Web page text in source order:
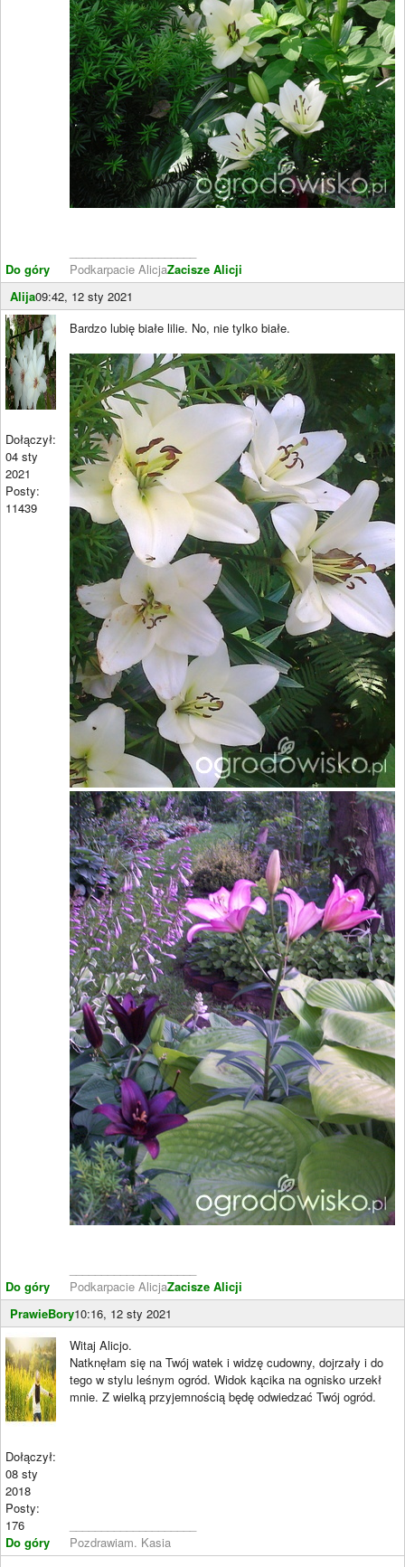
Do góry
Podkarpacie AlicjaZacisze Alicji
Alija09:42, 12 sty 2021
Dołączył:
04 sty
2021
Posty:
11439
Do góry
Bardzo lubię białe lilie. No, nie tylko białe.
Podkarpacie AlicjaZacisze Alicji
PrawieBory10:16, 12 sty 2021
Dołączył:
08 sty
2018
Posty:
176
Do góry
Witaj Alicjo.
Natknęłam się na Twój watek i widzę cudowny, dojrzały i do
tego w stylu leśnym ogród. Widok kącika na ognisko urzekł
mnie. Z wielką przyjemnością będę odwiedzać Twój ogród.
Pozdrawiam. Kasia